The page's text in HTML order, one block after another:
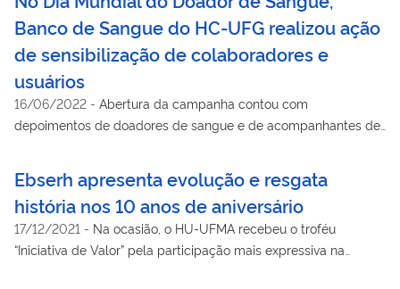
Banco de Sangue do HC-UFG realizou ação
de sensibilização de colaboradores e
usuários
16/06/2022 - Abertura da campanha contou com
depoimentos de doadores de sangue e de acompanhantes de
Ebserh apresenta evolução e resgata
história nos 10 anos de aniversário
17/12/2021 - Na ocasião, o HU-UFMA recebeu o troféu
“Iniciativa de Valor” pela participação mais expressiva na